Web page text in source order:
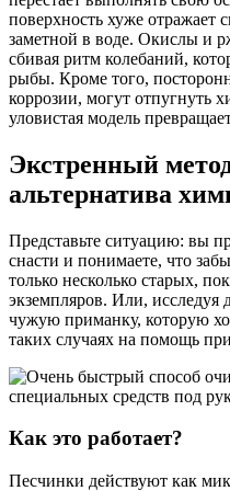
поверхность хуже отражает
заметной в воде. Окислы и
сбивая ритм колебаний,
рыбы. Кроме того,
коррозии, могут отпугнуть
уловистая модель
Экстренный
альтернатива
Представьте ситуацию: вы
снасти и понимаете, что
только несколько старых,
экземпляров. Или, исследуя
чужую приманку, которую
таких случаях на помощь
Как это работает?
Песчинки действуют как